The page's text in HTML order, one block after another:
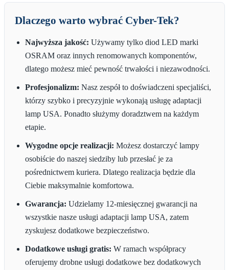
Dlaczego warto wybrać Cyber-Tek?
Najwyższa jakość: Używamy tylko diod LED marki
OSRAM oraz innych renomowanych komponentów,
dlatego możesz mieć pewność trwałości i niezawodności.
Profesjonalizm: Nasz zespół to doświadczeni specjaliści,
którzy szybko i precyzyjnie wykonają usługę adaptacji
lamp USA. Ponadto służymy doradztwem na każdym
etapie.
Wygodne opcje realizacji: Możesz dostarczyć lampy
osobiście do naszej siedziby lub przesłać je za
pośrednictwem kuriera. Dlatego realizacja będzie dla
Ciebie maksymalnie komfortowa.
Gwarancja: Udzielamy 12-miesięcznej gwarancji na
wszystkie nasze usługi adaptacji lamp USA, zatem
zyskujesz dodatkowe bezpieczeństwo.
Dodatkowe usługi gratis: W ramach współpracy
oferujemy drobne usługi dodatkowe bez dodatkowych